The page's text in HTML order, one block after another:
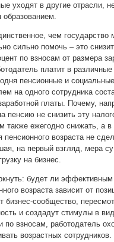
уходят в другие отрасли,
чем государство
сильно помочь – это
по взносам от размера
платит в
пенсионные и
на одного сотрудника
платы. Почему,
пенсию не снизить эту
также ежегодно снижать, а
пенсионного возраста не
на первый взгляд, мера
на бизнес.
будет ли
возраста зависит от
бизнес-сообщество,
и создадут стимулы в
по взносам, работодатель
возрастных сотрудников.